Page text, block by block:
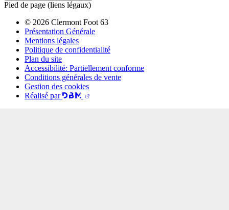
Pied de page (liens légaux)
© 2026 Clermont Foot 63
Présentation Générale
Mentions légales
Politique de confidentialité
Plan du site
Accessibilité: Partiellement conforme
Conditions générales de vente
Gestion des cookies
Réalisé par